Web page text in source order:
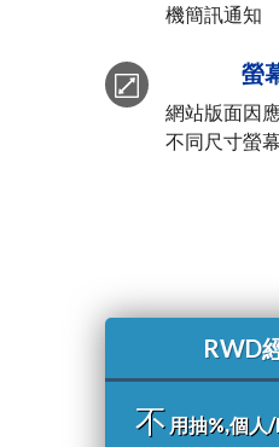
機簡訊通知
螢
網站版面因
不同尺寸螢
RWD
不 用抽%,個人